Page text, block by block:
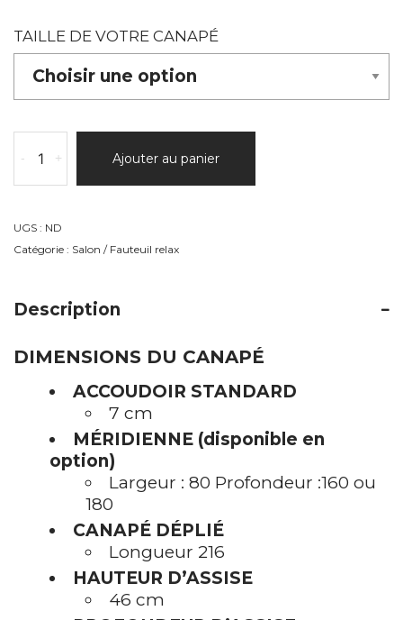
TAILLE DE VOTRE CANAPÉ
de
Canapé
Bagatelle
mini
+
- Ajouter au panier
UGS : ND
Catégorie : Salon / Fauteuil relax
Description
DIMENSIONS DU CANAPÉ
ACCOUDOIR STANDARD
7 cm
MÉRIDIENNE (disponible en
option)
Largeur : 80 Profondeur :160 ou
180
CANAPÉ DÉPLIÉ
Longueur 216
HAUTEUR D’ASSISE
46 cm